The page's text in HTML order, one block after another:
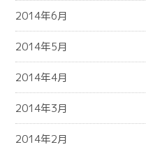
2014年6月
2014年5月
2014年4月
2014年3月
2014年2月